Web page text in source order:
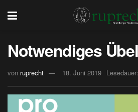
Notwendiges
von ruprecht 18. Juni 2019